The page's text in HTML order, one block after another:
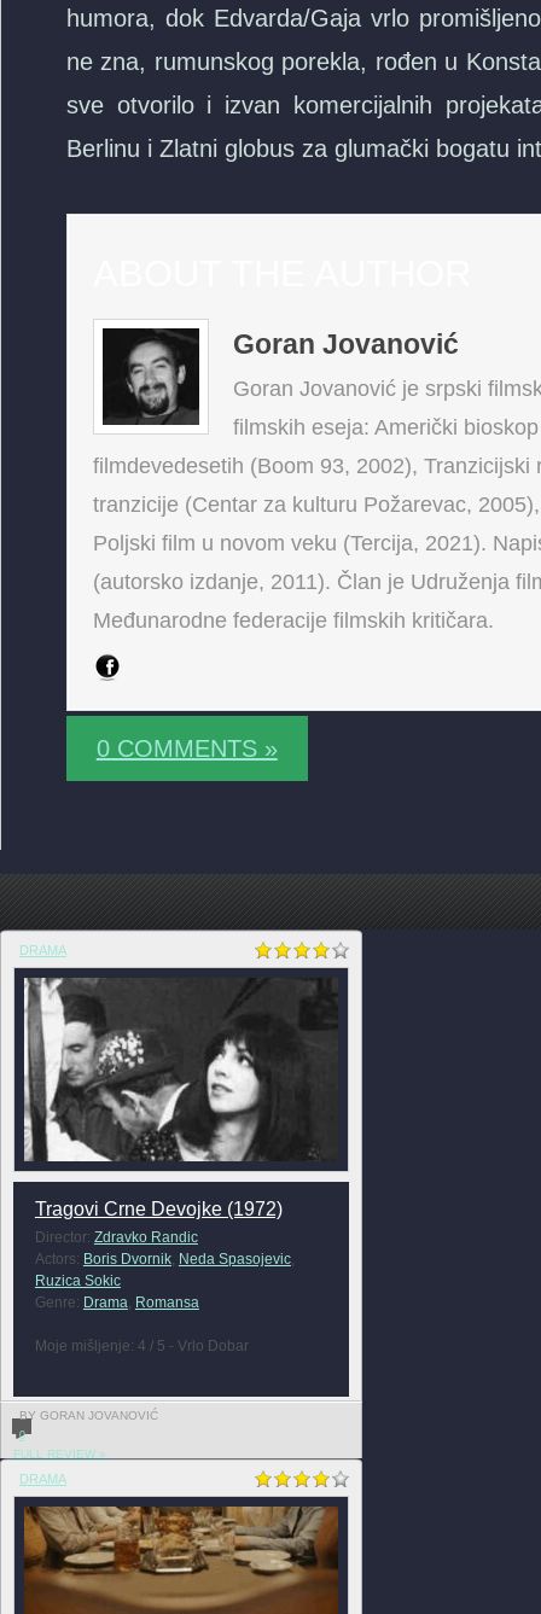
humora, dok Edvarda/Gaja vrlo
ne zna, rumunskog porekla, rođen u
sve otvorilo i izvan komercijalnih
Berlinu i Zlatni globus za glumački bogatu
Goran Jovanović
Goran Jovanović je srpski
filmskih eseja: Američki
filmdevedesetih (Boom 93, 2002),
tranzicije (Centar za kulturu Požarevac,
Poljski film u novom veku (Tercija, 2021).
(autorsko izdanje, 2011). Član je Udruženja
Međunarodne federacije filmskih kritičara.
0 COMMENTS »
DRAMA
Tragovi Crne Devojke (1972)
Director: Zdravko Randic
Actors: Boris Dvornik, Neda Spasojevic,
Ruzica Sokic
Genre: Drama, Romansa
Moje mišljenje: 4 / 5 - Vrlo Dobar
BY GORAN JOVANOVIĆ
0
FULL REVIEW »
DRAMA